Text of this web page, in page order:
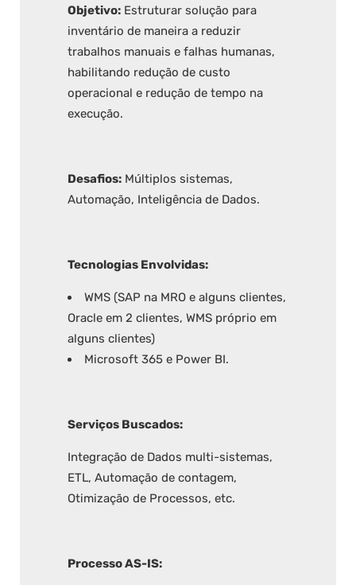
Objetivo: Estruturar solução para
inventário de maneira a reduzir
trabalhos manuais e falhas humanas,
habilitando redução de custo
operacional e redução de tempo na
execução.
Desafios: Múltiplos sistemas,
Automação, Inteligência de Dados.
Tecnologias Envolvidas:
WMS (SAP na MRO e alguns clientes,
Oracle em 2 clientes, WMS próprio em
alguns clientes)
Microsoft 365 e Power BI.
Serviços Buscados:
Integração de Dados multi-sistemas,
ETL, Automação de contagem,
Otimização de Processos, etc.
Processo AS-IS: